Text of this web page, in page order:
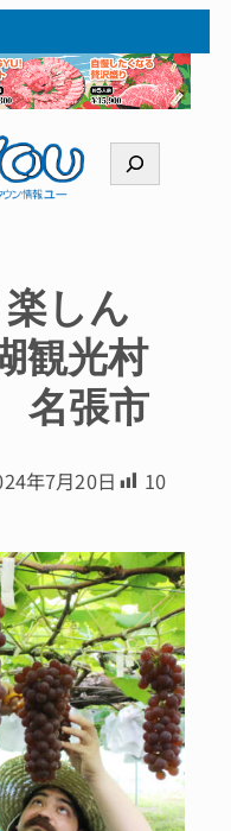
索
しん
観光村
名張市
年7月20日 10